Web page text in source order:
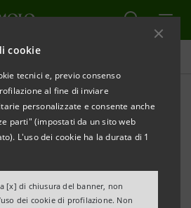
cookie
tecnici e, previo consenso
al fine di inviare
personalizzate e consente anche
parti" (impostati da un sito web
L'uso dei cookie ha la durata di 1
[x] di chiusura del banner, non
dei cookie di profilazione. Non
IN PUGLIA E